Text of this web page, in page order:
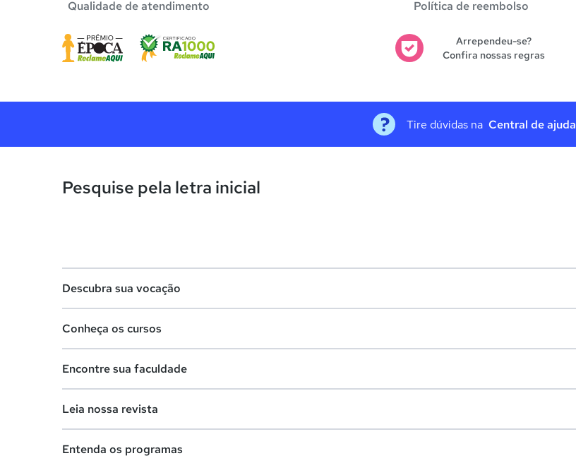
Qualidade de atendimento Política de reembolso
Arrependeu-se?
Confira nossas regras
Tire dúvidas na Central de ajuda
Pesquise pela letra inicial
Descubra sua vocação
Lista de profissões
Conheça os cursos
Cursos de graduação
Encontre sua faculdade
Faculdades na sua cidade
Leia nossa revista
Entenda os programas